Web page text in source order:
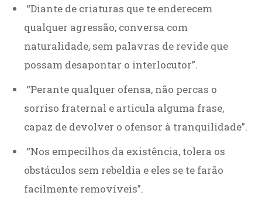
“Diante de criaturas que te enderecem
qualquer agressão, conversa com
naturalidade, sem palavras de revide que
possam desapontar o interlocutor”.
“Perante qualquer ofensa, não percas o
sorriso fraternal e articula alguma frase,
capaz de devolver o ofensor à tranquilidade”.
“Nos empecilhos da existência, tolera os
obstáculos sem rebeldia e eles se te farão
facilmente removíveis”.